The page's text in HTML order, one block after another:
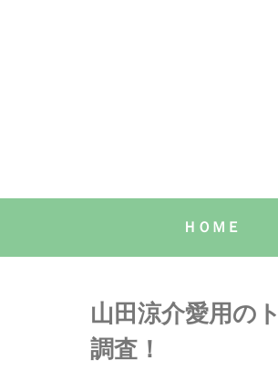
ＨＯＭＥ
山田涼介愛用の
調査！